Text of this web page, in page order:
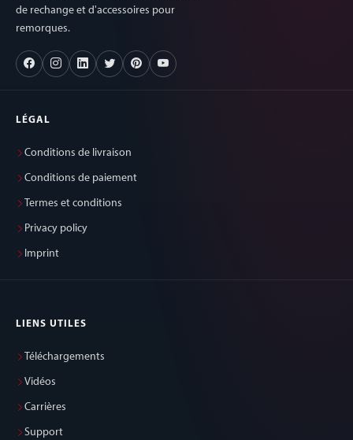
de rechange et d'accessoires pour
remorques.
LÉGAL
Conditions de livraison
Conditions de paiement
Termes et conditions
Privacy policy
Imprint
LIENS UTILES
Téléchargements
Vidéos
Carrières
Support